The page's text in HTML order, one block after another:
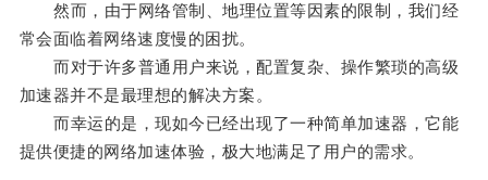
然而，由于网络管制、地理位置等因素的限制，我们经
常会面临着网络速度慢的困扰。
而对于许多普通用户来说，配置复杂、操作繁琐的高级
加速器并不是最理想的解决方案。
而幸运的是，现如今已经出现了一种简单加速器，它能
提供便捷的网络加速体验，极大地满足了用户的需求。